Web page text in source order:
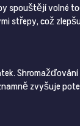
spouštějí volné
střepy, což
zvyšuje